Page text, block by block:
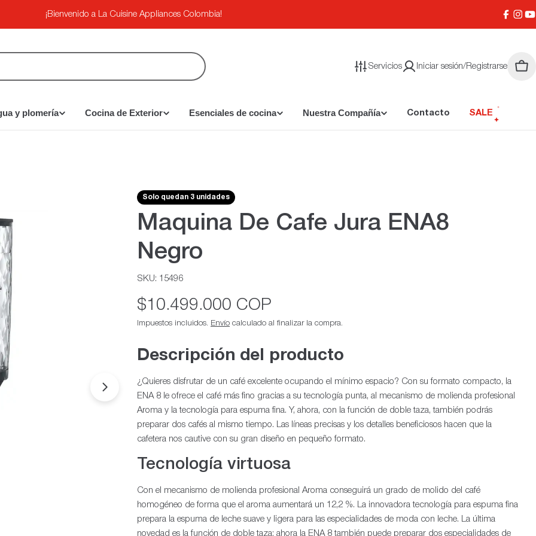
¡Bienvenido a La Cuisine Appliances Colombia!
Servicios Iniciar sesión/Registrarse
y plomería Cocina de Exterior Esenciales de cocina Nuestra Compañía Contacto SALE
Abrir medios 1 en modal
Solo quedan 3 unidades
Maquina De Cafe Jura ENA8
Negro
SKU: 15496
Precio
habitual
$10.499.000 COP
Impuestos incluidos. Envío calculado al finalizar la compra.
Descripción del producto
¿Quieres disfrutar de un café excelente ocupando el mínimo espacio? Con su formato compacto, la
ENA 8 le ofrece el café más fino gracias a su tecnología punta, al mecanismo de molienda profesional
Aroma y la tecnología para espuma fina. Y, ahora, con la función de doble taza, también podrás
preparar dos cafés al mismo tiempo. Las líneas precisas y los detalles beneficiosos hacen que la
cafetera nos cautive con su gran diseño en pequeño formato.
Tecnología virtuosa
Con el mecanismo de molienda profesional Aroma conseguirá un grado de molido del café
homogéneo de forma que el aroma aumentará un 12,2 %. La innovadora tecnología para espuma fina
prepara la espuma de leche suave y ligera para las especialidades de moda con leche. La última
novedad es la función de doble taza: ahora la ENA 8 también puede preparar dos especialidades de